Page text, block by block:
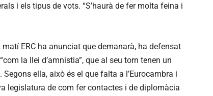
i els tipus de vots. “S’haurà de fer molta feina i
ERC ha anunciat que demanarà, ha defensat
la llei d’amnistia”, que al seu torn tenen un
Segons ella, això és el que falta a l’Eurocambra i
legislatura de com fer contactes i de diplomàcia